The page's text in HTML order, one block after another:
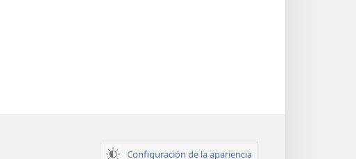
Configuración de la apariencia